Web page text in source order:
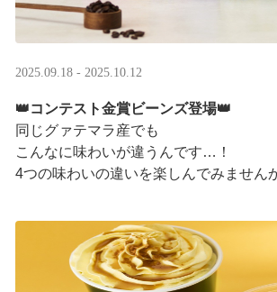
2025.09.18 - 2025.10.12
👑コンテスト金賞ビーンズ登場👑
同じグァテマラ産でも
こんなに味わいが違うんです…！
4つの味わいの違いを楽しんでみません
グァテマラコーヒー体験イベントも実施